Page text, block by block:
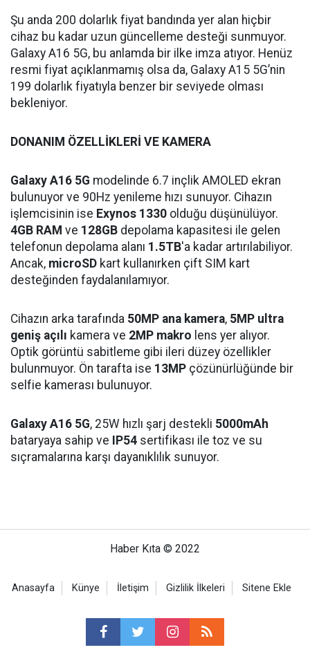
Şu anda 200 dolarlık fiyat bandında yer alan hiçbir
cihaz bu kadar uzun güncelleme desteği sunmuyor.
Galaxy A16 5G, bu anlamda bir ilke imza atıyor. Henüz
resmi fiyat açıklanmamış olsa da, Galaxy A15 5G’nin
199 dolarlık fiyatıyla benzer bir seviyede olması
bekleniyor.
DONANIM ÖZELLİKLERİ VE KAMERA
Galaxy A16 5G modelinde 6.7 inçlik AMOLED ekran
bulunuyor ve 90Hz yenileme hızı sunuyor. Cihazın
işlemcisinin ise Exynos 1330 olduğu düşünülüyor.
4GB RAM ve 128GB depolama kapasitesi ile gelen
telefonun depolama alanı 1.5TB'a kadar artırılabiliyor.
Ancak, microSD kart kullanırken çift SIM kart
desteğinden faydalanılamıyor.
Cihazın arka tarafında 50MP ana kamera, 5MP ultra
geniş açılı kamera ve 2MP makro lens yer alıyor.
Optik görüntü sabitleme gibi ileri düzey özellikler
bulunmuyor. Ön tarafta ise 13MP çözünürlüğünde bir
selfie kamerası bulunuyor.
Galaxy A16 5G, 25W hızlı şarj destekli 5000mAh
bataryaya sahip ve
IP54 sertifikası ile toz ve su
sıçramalarına karşı dayanıklılık sunuyor.
Haber Kıta © 2022
Anasayfa Künye İletişim Gizlilik İlkeleri Sitene Ekle